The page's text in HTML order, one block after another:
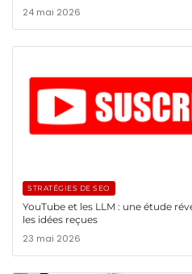
24 mai 2026
STRATÉGIES DE SEO
YouTube et les LLM : une étude
les idées reçues
23 mai 2026